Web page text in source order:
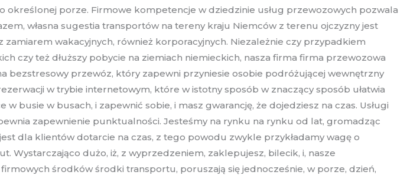
określonej porze. Firmowe kompetencje w dziedzinie usług przewozowych pozwala
własna sugestia transportów na tereny kraju Niemców z terenu ojczyzny jest
wakacyjnych, również korporacyjnych. Niezależnie czy przypadkiem
czy też dłuższy pobycie na ziemiach niemieckich, nasza firma firma przewozowa
bezstresowy przewóz, który zapewni przyniesie osobie podróżującej wewnętrzny
w trybie internetowym, które w istotny sposób w znaczący sposób ułatwia
busie w busach, i zapewnić sobie, i masz gwarancję, że dojedziesz na czas. Usługi
zapewnienie punktualności. Jesteśmy na rynku na rynku od lat, gromadząc
dla klientów dotarcie na czas, z tego powodu zwykle przykładamy wagę o
Wystarczająco dużo, iż, z wyprzedzeniem, zaklepujesz, bilecik, i, nasze
środków środki transportu, poruszają się jednocześnie, w porze, dzień,